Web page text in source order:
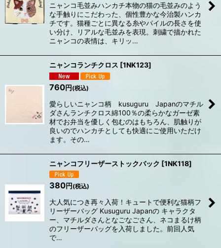
ニャンコ毛並みハンカチ本物の猫の毛並みのよう
な手触りにこだわった、個性豊かな今治製ハンカ
チです。猫種ごとに異なる糸やパイルの長さを使
い分け、リアルな毛並みを表現。刺繍で描かれた
ニャンコの表情は、キリッ…
ニャンコランチクロス [1NK123]
760円 (税込)
愛らしいニャンコ柄 kusuguru Japanのマチル
ダさんランチクロス綿100％の柔らかなガーゼ素
材でお弁当を優しく包むのはもちろん、肌触りが
良いのでハンカチとしても快適にご使用いただけ
ます。その…
ニャンコフリーザーストックバック [1NK118]
380円 (税込)
大人気につき再々入荷！キュートで便利な猫柄フ
リーザーバッグ Kusuguru Japanの キャラクタ
ー、マチルダさんとなごなごさん、ネコまるけ柄
のフリーザーバッグを入荷しました。前回人気
で…